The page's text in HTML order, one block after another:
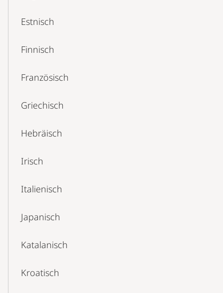
Estnisch
Finnisch
Französisch
Griechisch
Hebräisch
Irisch
Italienisch
Japanisch
Katalanisch
Kroatisch